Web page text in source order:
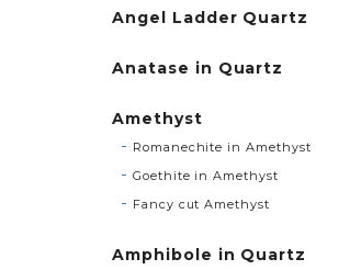
Angel Ladder Quartz
Anatase in Quartz
Amethyst
Romanechite in Amethyst
Goethite in Amethyst
Fancy cut Amethyst
Amphibole in Quartz